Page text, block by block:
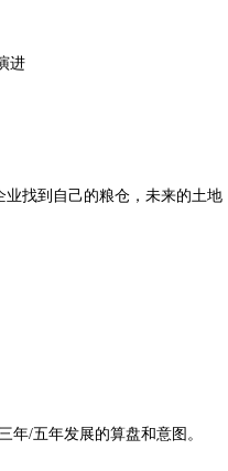
进
业找到自己的粮仓，未来的土地
年/五年发展的算盘和意图。